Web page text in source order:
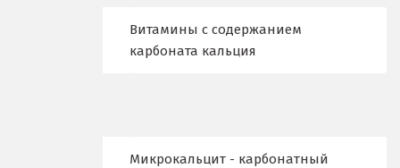
Витамины с содержанием
карбоната кальция
Микрокальцит - карбонатный